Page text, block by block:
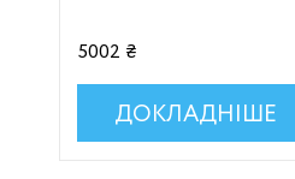
5002 ₴
ДОКЛАДНІШЕ